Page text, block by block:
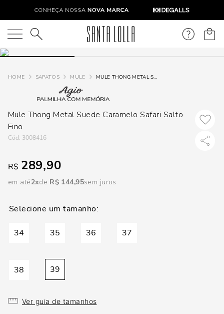
O que você está procurando?
SAPATOS MULE MULE THONG METAL SUEDE CARAMELO SAFARI SALTO FINO
Mule Thong Metal Suede Caramelo Safari Salto
Fino
: 3008416
R$ 289,90
em até2 R$ 144,95sem juros
34 35 36 37
38 39
Ver guia de tamanhos